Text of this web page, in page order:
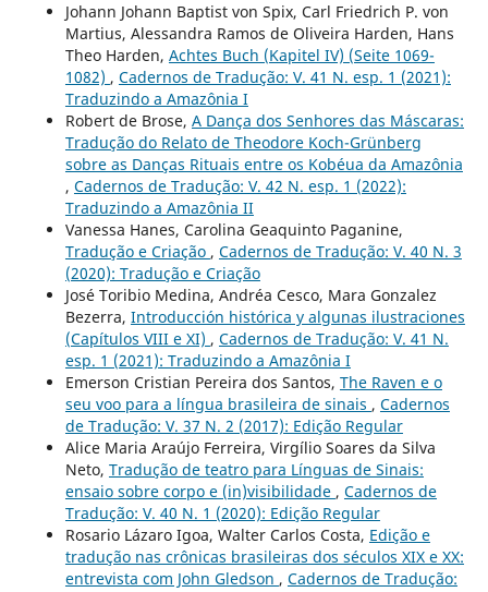
Johann Johann Baptist von Spix, Carl Friedrich P. von
Martius, Alessandra Ramos de Oliveira Harden, Hans
Theo Harden, Achtes Buch (Kapitel IV) (Seite 1069-
1082) , Cadernos de Tradução: V. 41 N. esp. 1 (2021):
Traduzindo a Amazônia I
Robert de Brose, A Dança dos Senhores das Máscaras:
Tradução do Relato de Theodore Koch-Grünberg
sobre as Danças Rituais entre os Kobéua da Amazônia
, Cadernos de Tradução: V. 42 N. esp. 1 (2022):
Traduzindo a Amazônia II
Vanessa Hanes, Carolina Geaquinto Paganine,
Tradução e Criação , Cadernos de Tradução: V. 40 N. 3
(2020): Tradução e Criação
José Toribio Medina, Andréa Cesco, Mara Gonzalez
Bezerra, Introducción histórica y algunas ilustraciones
(Capítulos VIII e XI) , Cadernos de Tradução: V. 41 N.
esp. 1 (2021): Traduzindo a Amazônia I
Emerson Cristian Pereira dos Santos, The Raven e o
seu voo para a língua brasileira de sinais , Cadernos
de Tradução: V. 37 N. 2 (2017): Edição Regular
Alice Maria Araújo Ferreira, Virgílio Soares da Silva
Neto, Tradução de teatro para Línguas de Sinais:
ensaio sobre corpo e (in)visibilidade , Cadernos de
Tradução: V. 40 N. 1 (2020): Edição Regular
Rosario Lázaro Igoa, Walter Carlos Costa, Edição e
tradução nas crônicas brasileiras dos séculos XIX e XX:
entrevista com John Gledson , Cadernos de Tradução: